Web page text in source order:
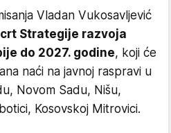
Vladan Vukosavljević
Strategije razvoja
do 2027. godine, koji će
naći na javnoj raspravi u
Novom Sadu, Nišu,
Kosovskoj Mitrovici.